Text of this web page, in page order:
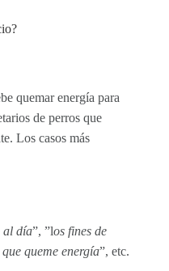
quemar energía para
de perros que
Los casos más
al día”, ”los fines de
queme energía”, etc.